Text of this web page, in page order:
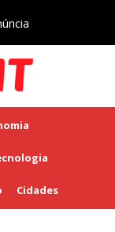
Cidades